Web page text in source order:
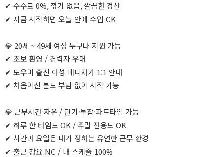
✔ 수수료 0%, 꺾기 없음, 깔끔한 정산
✔ 지금 시작하면 오늘 안에 수입 OK
💎 20세 ~ 49세 여성 누구나 지원 가능
✔ 초보 환영 / 경력자 우대
✔ 도우미 출신 여성 매니저가 1:1 안내
✔ 처음이신 분도 부담 없이 시작 가능
💎 근무시간 자유 / 단기·투잡·파트타임 가능
✔ 하루 한 타임도 OK / 주말 전용도 OK
✔ 시간과 요일은 내가 정하는 유연한 근무 환경
✔ 출근 강요 NO / 내 스케줄 100%